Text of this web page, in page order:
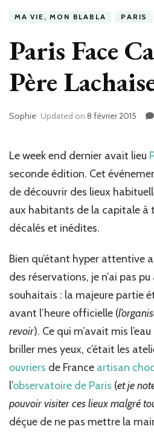
MA VIE, MON BLABLA PARIS
Paris Face
Père
Sophie Updated on 8 février 2015
Le week end dernier avait lieu
seconde édition. Cet
de découvrir des lieux
aux habitants de la capitale à
décalés et inédites.
Bien qu’étant hyper attentive
des réservations, je n’ai pas
souhaitais : la majeure partie
avant l’heure officielle (
revoir). Ce qui m’avait mis
briller mes yeux, c’était les
ouvriers de France artisan
l’observatoire de Paris (et je
pouvoir visiter ces lieux malgré
déçue de ne pas mettre la